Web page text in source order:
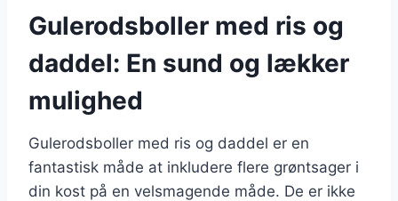
Gulerodsboller med ris og
daddel: En sund og lækker
mulighed
Gulerodsboller med ris og daddel er en
fantastisk måde at inkludere flere grøntsager i
din kost på en velsmagende måde. De er ikke